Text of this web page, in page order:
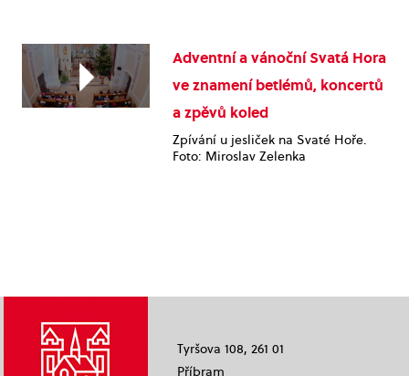
Adventní a vánoční Svatá Hora
ve znamení betlémů, koncertů
a zpěvů koled
Zpívání u jesliček na Svaté Hoře.
Foto: Miroslav Zelenka
Tyršova 108, 261 01
Příbram